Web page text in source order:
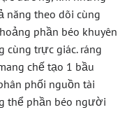
năng theo dõi cùng
phần béo khuyên
cùng trực giác. ráng
chế tạo 1 bầu
phối nguồn tài
thể phần béo người